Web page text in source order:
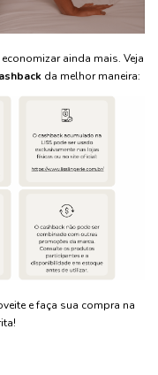
ainda mais. Veja
da melhor maneira:
e faça sua compra na